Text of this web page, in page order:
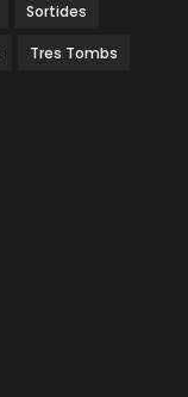
Sortides
Tres Tombs